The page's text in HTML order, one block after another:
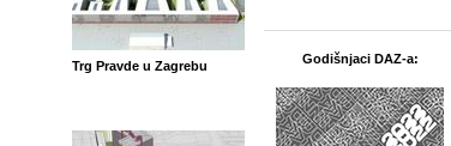
Trg Pravde u Zagrebu Godišnjaci DAZ-a: